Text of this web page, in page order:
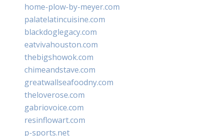
home-plow-by-meyer.com
palatelatincuisine.com
blackdoglegacy.com
eatvivahouston.com
thebigshowok.com
chimeandstave.com
greatwallseafoodny.com
theloverose.com
gabriovoice.com
resinflowart.com
p-sports.net